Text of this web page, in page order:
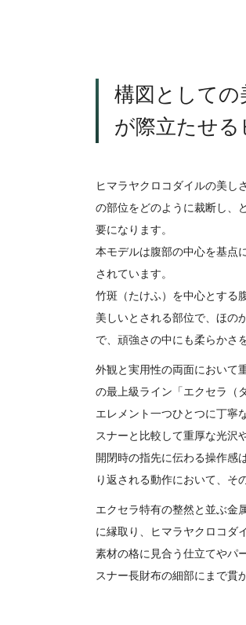
構図として
が際立たせ
ヒマラヤクロコダイルの美し
の部位をどのように裁断し、
要になります。
本モデルは腹部の中心を基点
されています。
竹斑（たけふ）を中心とする
美しいとされる部位で、ほの
で、頑強さの中にも柔らかさ
外観と実用性の両面において
の最上級ライン「エクセラ（
エレメント一つひとつに丁寧
スナーと比較して重厚な光沢
開閉時の指先に伝わる操作感
り返される動作において、そ
エクセラ特有の整然と並ぶ金
に縁取り、ヒマラヤクロコダ
素材の格に見合う仕立てやパ
スナー長財布の細部にまで貫